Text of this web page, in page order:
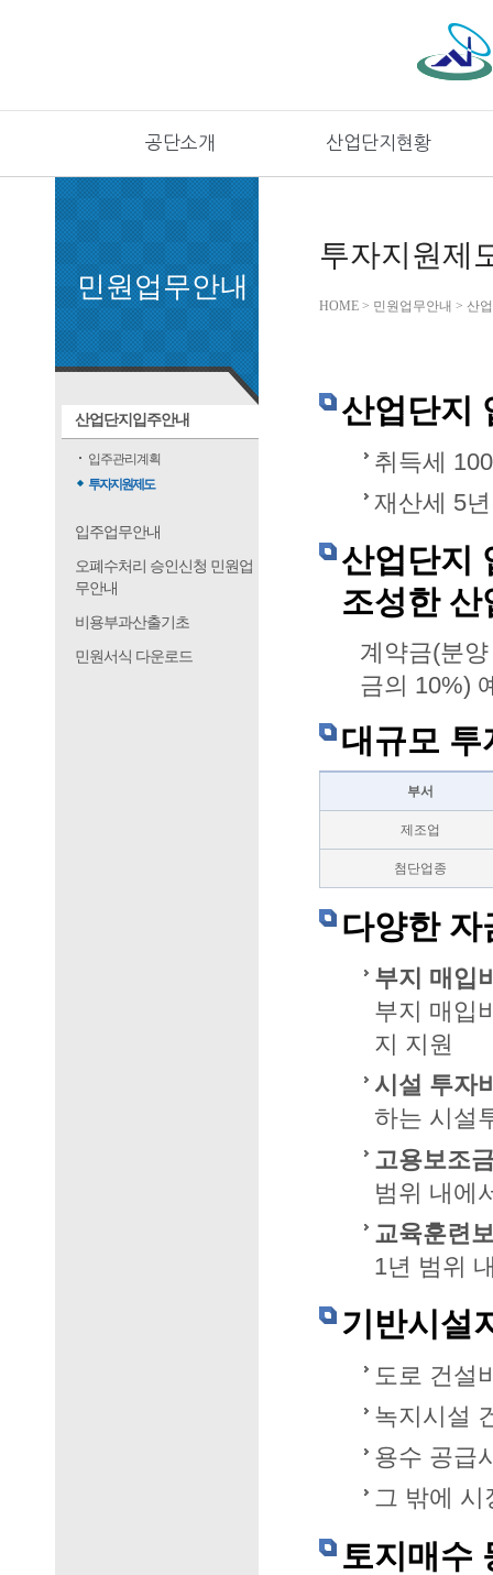
공단소개 산업단지현황
민원업무안내
산업단지입주안내
입주관리계획
투자지원제도
입주업무안내
오폐수처리 승인신청 민원업
무안내
비용부과산출기초
민원서식 다운로드
투자지원제
HOME > 민원업무안내 > 산
산업단지
취득세
재산세 5
산업단지
조성한 산
계약금(분
금의 10%)
대규모 투
부서
제조업
첨단업종
다양한 자
부지 매입
부지 매입
지 지원
시설 투자
하는 시설
고용보조
범위 내에
교육훈련
1년 범위
기반시설
도로 건설
녹지시설
용수 공급
그 밖에 시
토지매수